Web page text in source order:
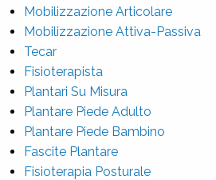
Mobilizzazione Articolare
Mobilizzazione Attiva-Passiva
Tecar
Fisioterapista
Plantari Su Misura
Plantare Piede Adulto
Plantare Piede Bambino
Fascite Plantare
Fisioterapia Posturale